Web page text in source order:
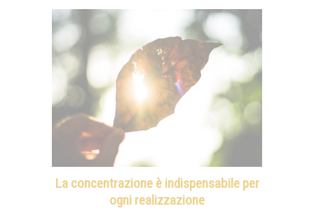
La concentrazione è indispensabile per
ogni realizzazione